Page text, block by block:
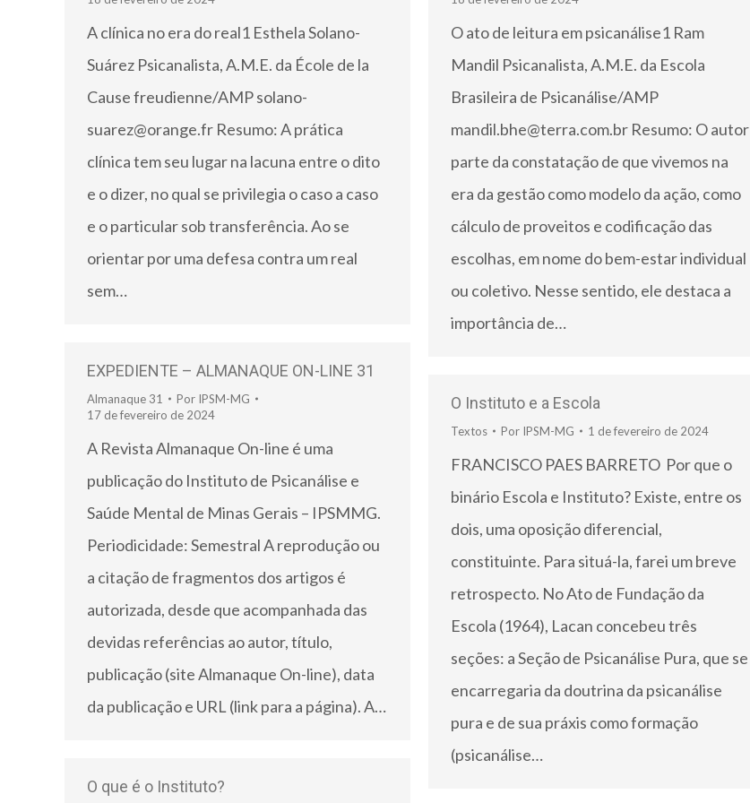
A clínica no era do real1 Esthela Solano-
Suárez Psicanalista, A.M.E. da École de la
Cause freudienne/AMP solano-
suarez@orange.fr Resumo: A prática
clínica tem seu lugar na lacuna entre o dito
e o dizer, no qual se privilegia o caso a caso
e o particular sob transferência. Ao se
orientar por uma defesa contra um real
sem…
O ato de leitura em psicanálise1 Ram
Mandil Psicanalista, A.M.E. da Escola
Brasileira de Psicanálise/AMP
mandil.bhe@terra.com.br Resumo: O autor
parte da constatação de que vivemos na
era da gestão como modelo da ação, como
cálculo de proveitos e codificação das
escolhas, em nome do bem-estar individual
ou coletivo. Nesse sentido, ele destaca a
importância de…
EXPEDIENTE – ALMANAQUE ON-LINE 31
Almanaque 31 Por IPSM-MG
17 de fevereiro de 2024
A Revista Almanaque On-line é uma
publicação do Instituto de Psicanálise e
Saúde Mental de Minas Gerais – IPSMMG.
Periodicidade: Semestral A reprodução ou
a citação de fragmentos dos artigos é
autorizada, desde que acompanhada das
devidas referências ao autor, título,
publicação (site Almanaque On-line), data
da publicação e URL (link para a página). A…
O Instituto e a Escola
Textos Por IPSM-MG 1 de fevereiro de 2024
FRANCISCO PAES BARRETO Por que o
binário Escola e Instituto? Existe, entre os
dois, uma oposição diferencial,
constituinte. Para situá-la, farei um breve
retrospecto. No Ato de Fundação da
Escola (1964), Lacan concebeu três
seções: a Seção de Psicanálise Pura, que se
encarregaria da doutrina da psicanálise
pura e de sua práxis como formação
(psicanálise…
O que é o Instituto?